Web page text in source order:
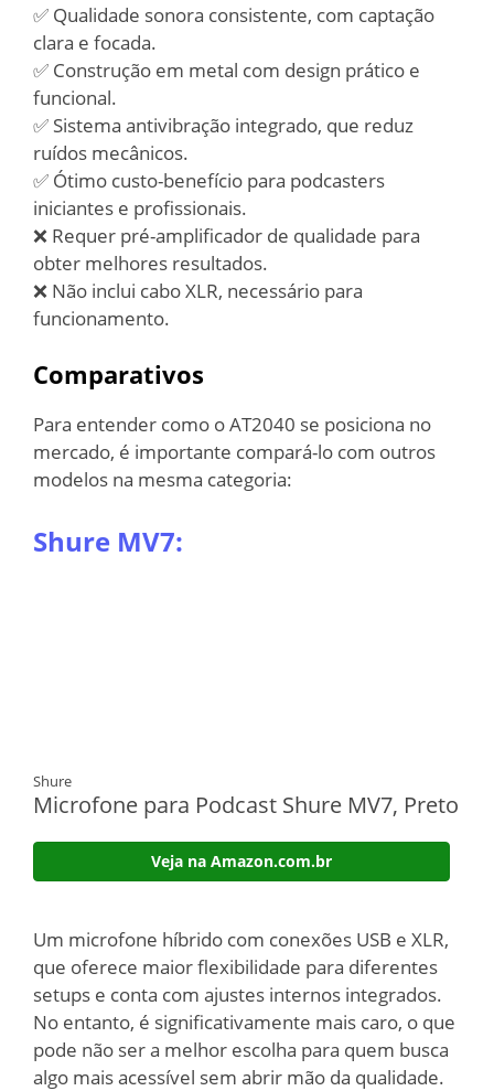
✅ Qualidade sonora consistente, com captação
clara e focada.
✅ Construção em metal com design prático e
funcional.
✅ Sistema antivibração integrado, que reduz
ruídos mecânicos.
✅ Ótimo custo-benefício para podcasters
iniciantes e profissionais.
❌ Requer pré-amplificador de qualidade para
obter melhores resultados.
❌ Não inclui cabo XLR, necessário para
funcionamento.
Comparativos
Para entender como o AT2040 se posiciona no
mercado, é importante compará-lo com outros
modelos na mesma categoria:
Shure MV7:
Shure
Microfone para Podcast Shure MV7, Preto
Veja na Amazon.com.br
Um microfone híbrido com conexões USB e XLR,
que oferece maior flexibilidade para diferentes
setups e conta com ajustes internos integrados.
No entanto, é significativamente mais caro, o que
pode não ser a melhor escolha para quem busca
algo mais acessível sem abrir mão da qualidade.